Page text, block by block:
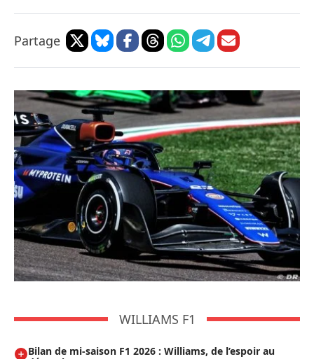
Partage
WILLIAMS F1
Bilan de mi-saison F1 2026 : Williams, de l’espoir au